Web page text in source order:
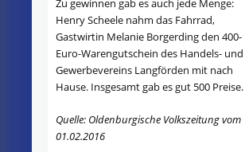
Zu gewinnen gab es auch jede Menge:
Henry Scheele nahm das Fahrrad,
Gastwirtin Melanie Borgerding den 400-
Euro-Warengutschein des Handels- und
Gewerbevereins Langförden mit nach
Hause. Insgesamt gab es gut 500 Preise.
Quelle: Oldenburgische Volkszeitung vom
01.02.2016